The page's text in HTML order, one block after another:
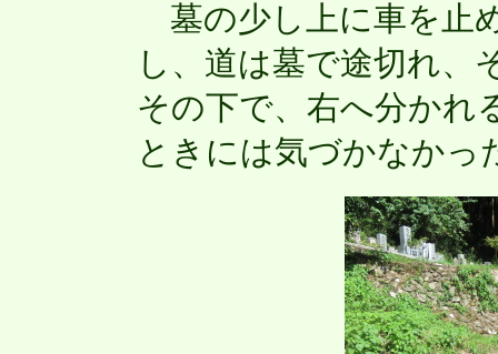
墓の少し上に車を止
し、道は墓で途切れ、
その下で、右へ分かれ
ときには気づかなかっ